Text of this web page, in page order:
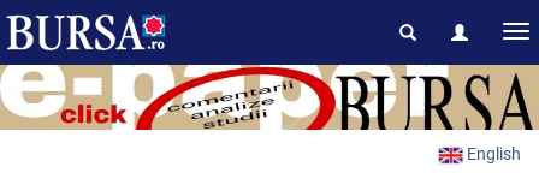
English